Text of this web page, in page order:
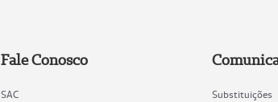
Fale Conosco
SAC
Substituições